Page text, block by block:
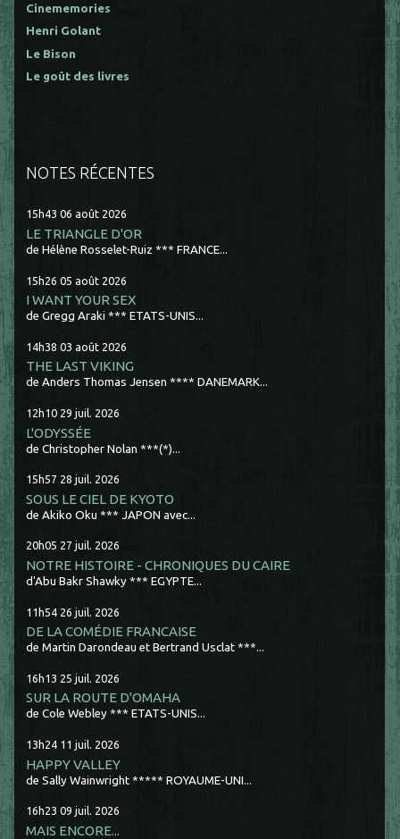
Cinememories
Henri Golant
Le Bison
Le goût des livres
NOTES RÉCENTES
15h43 06 août 2026
LE TRIANGLE D'OR
de Hélène Rosselet-Ruiz *** FRANCE...
15h26 05 août 2026
I WANT YOUR SEX
de Gregg Araki *** ETATS-UNIS...
14h38 03 août 2026
THE LAST VIKING
de Anders Thomas Jensen **** DANEMARK...
12h10 29 juil. 2026
L'ODYSSÉE
de Christopher Nolan ***(*)...
15h57 28 juil. 2026
SOUS LE CIEL DE KYOTO
de Akiko Oku *** JAPON avec...
20h05 27 juil. 2026
NOTRE HISTOIRE - CHRONIQUES DU CAIRE
d'Abu Bakr Shawky *** EGYPTE...
11h54 26 juil. 2026
DE LA COMÉDIE FRANCAISE
de Martin Darondeau et Bertrand Usclat ***...
16h13 25 juil. 2026
SUR LA ROUTE D'OMAHA
de Cole Webley *** ETATS-UNIS...
13h24 11 juil. 2026
HAPPY VALLEY
de Sally Wainwright ***** ROYAUME-UNI...
16h23 09 juil. 2026
MAIS ENCORE...